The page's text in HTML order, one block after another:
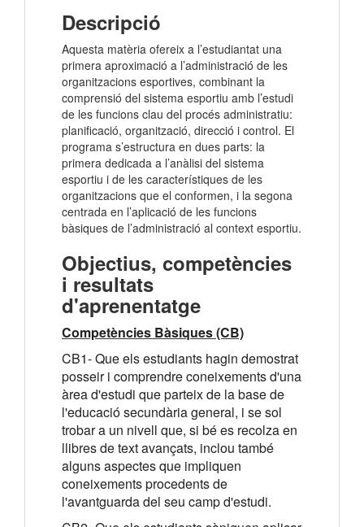
Descripció
Aquesta matèria ofereix a l’estudiantat una
primera aproximació a l’administració de les
organitzacions esportives, combinant la
comprensió del sistema esportiu amb l’estudi
de les funcions clau del procés administratiu:
planificació, organització, direcció i control. El
programa s’estructura en dues parts: la
primera dedicada a l’anàlisi del sistema
esportiu i de les característiques de les
organitzacions que el conformen, i la segona
centrada en l’aplicació de les funcions
bàsiques de l’administració al context esportiu.
Objectius, competències
i resultats
d'aprenentatge
Competències Bàsiques (CB)
CB1- Que els estudiants hagin demostrat
posseir i comprendre coneixements d'una
àrea d'estudi que parteix de la base de
l'educació secundària general, i se sol
trobar a un nivell que, si bé es recolza en
llibres de text avançats, inclou també
alguns aspectes que impliquen
coneixements procedents de
l'avantguarda del seu camp d'estudi.